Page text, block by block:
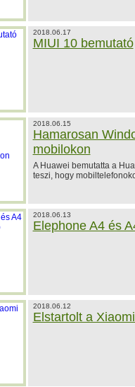
2018.06.17
MIUI 10 bemutató
2018.06.15
Hamarosan
mobilokon
A Huawei bemutatta a
teszi, hogy
2018.06.13
Elephone A4 és
2018.06.12
Elstartolt a